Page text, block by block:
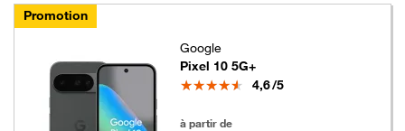
Promotion
Google
Pixel 10 5G+
Note
4,6/5
à partir de